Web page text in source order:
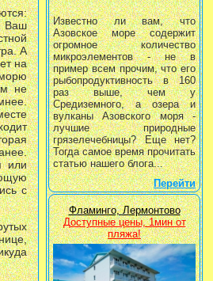
Ваш
А
на
не
или
с
Известно ли вам, что
Азовское море содержит
огромное количество
микроэлементов - не в
пример всем прочим, что его
рыбопродуктивность в 160
раз выше, чем у
Средиземного, а озера и
вулканы Азовского моря -
лучшие природные
грязелечебницы? Еще нет?
Тогда самое время прочитать
статью нашего блога...
Перейти
Фламинго, Лермонтово
Доступные цены, 1мин от
пляжа!